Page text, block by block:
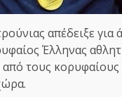
απέδειξε για
Έλληνας
από τους